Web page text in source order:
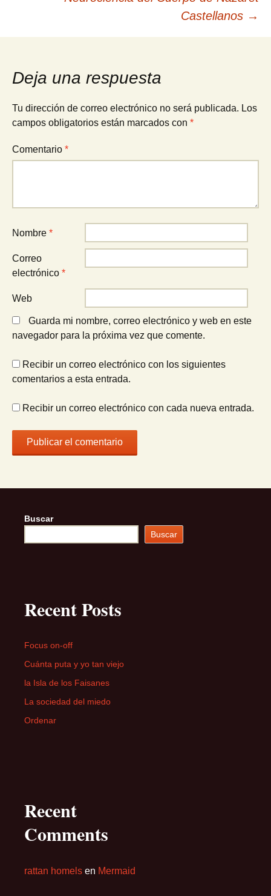
de
entradas
Castellanos →
Deja una respuesta
Tu dirección de correo electrónico no será publicada. Los
campos obligatorios están marcados con *
Comentario *
Nombre *
Correo
electrónico *
Web
Guarda mi nombre, correo electrónico y web en este
navegador para la próxima vez que comente.
Recibir un correo electrónico con los siguientes
comentarios a esta entrada.
Recibir un correo electrónico con cada nueva entrada.
Buscar
Buscar
Recent Posts
Focus on-off
Cuánta puta y yo tan viejo
la Isla de los Faisanes
La sociedad del miedo
Ordenar
Recent
Comments
rattan homels en Mermaid